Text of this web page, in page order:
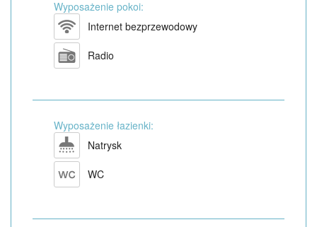
Wyposażenie pokoi:
Internet bezprzewodowy
Radio
Wyposażenie łazienki:
Natrysk
WC